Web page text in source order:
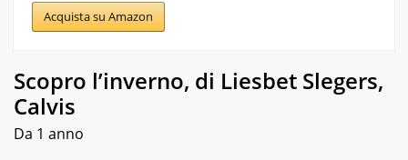
Acquista su Amazon
Scopro l’inverno, di Liesbet Slegers,
Calvis
Da 1 anno